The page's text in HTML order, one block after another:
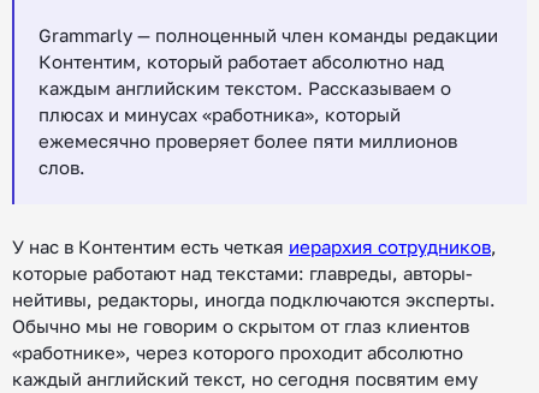
Grammarly — полноценный член команды редакции
Контентим, который работает абсолютно над
каждым английским текстом. Рассказываем о
плюсах и минусах «работника», который
ежемесячно проверяет более пяти миллионов
слов.
У нас в Контентим есть четкая иерархия сотрудников,
которые работают над текстами: главреды, авторы-
нейтивы, редакторы, иногда подключаются эксперты.
Обычно мы не говорим о скрытом от глаз клиентов
«работнике», через которого проходит абсолютно
каждый английский текст, но сегодня посвятим ему